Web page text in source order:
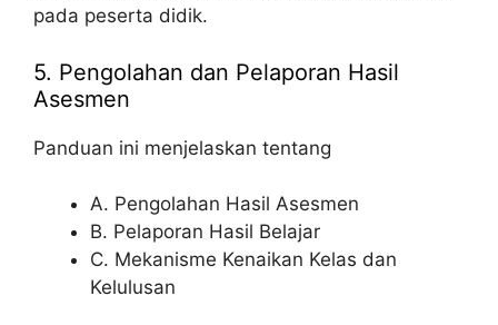
pada peserta didik.
5. Pengolahan dan Pelaporan Hasil
Asesmen
Panduan ini menjelaskan tentang
A. Pengolahan Hasil Asesmen
B. Pelaporan Hasil Belajar
C. Mekanisme Kenaikan Kelas dan
Kelulusan